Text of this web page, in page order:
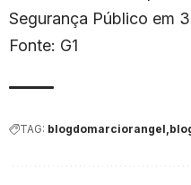
Segurança Público em
Fonte: G1
TAG: blogdomarciorangel